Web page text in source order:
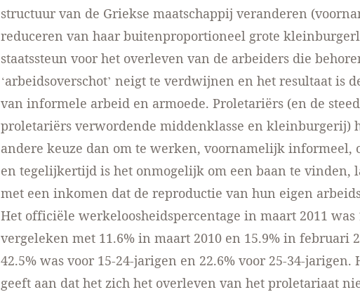
structuur van de Griekse maatschappij veranderen
reduceren van haar buitenproportioneel grote
staatssteun voor het overleven van de arbeiders die
‘arbeidsoverschot’ neigt te verdwijnen en het resultaat is
van informele arbeid en armoede. Proletariërs (en de
proletariërs verwordende middenklasse en kleinburgerij)
andere keuze dan om te werken, voornamelijk informeel,
en tegelijkertijd is het onmogelijk om een baan te vinden,
met een inkomen dat de reproductie van hun eigen
Het officiële werkeloosheidspercentage in maart 2011 was
vergeleken met 11.6% in maart 2010 en 15.9% in februari
42.5% was voor 15-24-jarigen en 22.6% voor 25-34-jarigen.
geeft aan dat het zich het overleven van het proletariaat